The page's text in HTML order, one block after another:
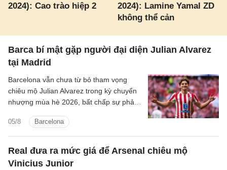
2024): Cao trào hiệp 2
2024): Lamine Yamal ZD
không thể cản
Barca bí mật gặp người đại diện Julian Alvarez
tại Madrid
05/8 Barcelona
Barcelona vẫn chưa từ bỏ tham vọng
chiêu mộ Julian Alvarez trong kỳ chuyển
nhượng mùa hè 2026, bất chấp sự phản
Real đưa ra mức giá để Arsenal chiêu mộ
Vinicius Junior